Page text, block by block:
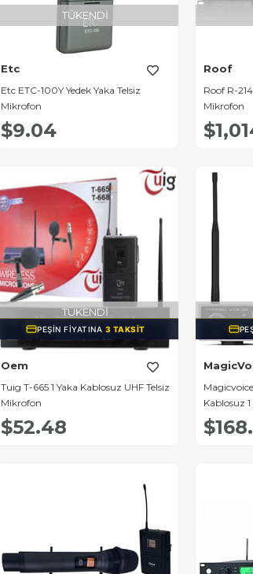
TÜKENDI
Etc
Etc ETC-100Y Yedek Yaka Telsiz
Mikrofon
$9.04
Roof
Roof R-
Mikrofon
TÜKENDI
PEŞIN FIYATINA 3 TAKSIT
Oem
Tuig T-665 1 Yaka Kablosuz UHF Telsiz
Mikrofon
$52.48
Kablosuz